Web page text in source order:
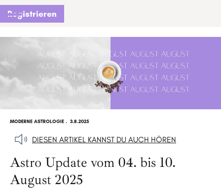
Registrieren
MODERNE ASTROLOGIE . 3.8.2025
DIESEN ARTIKEL KANNST DU AUCH HÖREN
Astro Update vom 04. bis 10.
August 2025